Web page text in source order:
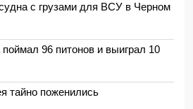
с грузами для ВСУ в Черном
96 питонов и выиграл 10
тайно поженились